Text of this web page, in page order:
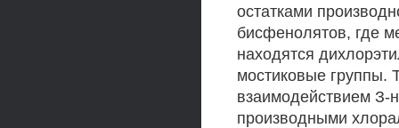
остатками
бисфенолятов, где
находятся
мостиковые
взаимодействием
производными